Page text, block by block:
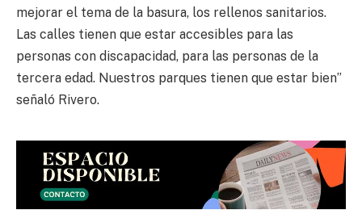
mejorar el tema de la basura, los rellenos sanitarios.
Las calles tienen que estar accesibles para las
personas con discapacidad, para las personas de la
tercera edad. Nuestros parques tienen que estar bien”
señaló Rivero.